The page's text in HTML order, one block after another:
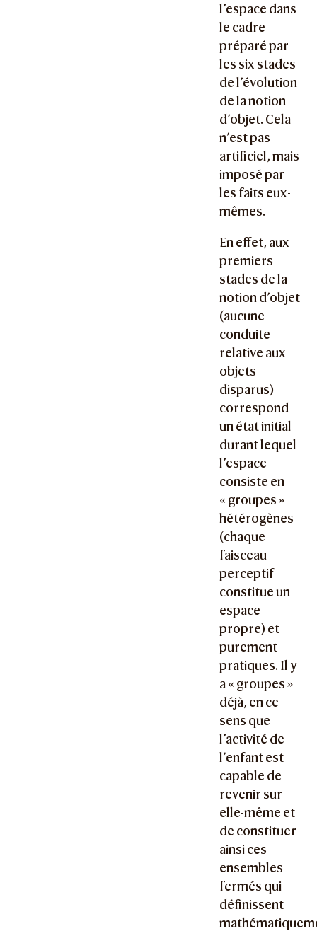
l’espace dans
le cadre
préparé par
les six stades
de l’évolution
de la notion
d’objet. Cela
n’est pas
artificiel, mais
imposé par
les faits eux-
mêmes.
En effet, aux
premiers
stades de la
notion d’objet
(aucune
conduite
relative aux
objets
disparus)
correspond
un état initial
durant lequel
l’espace
consiste en
« groupes »
hétérogènes
(chaque
faisceau
perceptif
constitue un
espace
propre) et
purement
pratiques. Il y
a « groupes »
déjà, en ce
sens que
l’activité de
l’enfant est
capable de
revenir sur
elle-même et
de constituer
ainsi ces
ensembles
fermés qui
définissent